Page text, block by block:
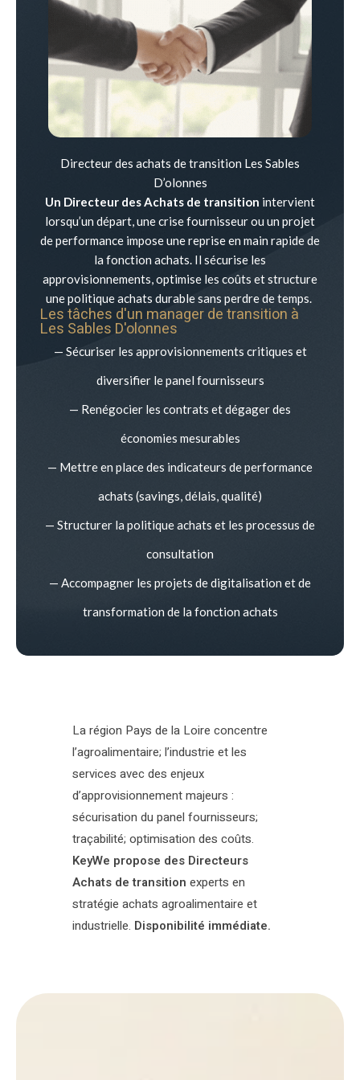
Directeur des achats de transition Les Sables
D’olonnes
Un Directeur des Achats de transition intervient
lorsqu’un départ, une crise fournisseur ou un projet
de performance impose une reprise en main rapide de
la fonction achats. Il sécurise les
approvisionnements, optimise les coûts et structure
une politique achats durable sans perdre de temps.
Les tâches d'un manager de transition à
Les Sables D'olonnes
— Sécuriser les approvisionnements critiques et
diversifier le panel fournisseurs
— Renégocier les contrats et dégager des
économies mesurables
— Mettre en place des indicateurs de performance
achats (savings, délais, qualité)
— Structurer la politique achats et les processus de
consultation
— Accompagner les projets de digitalisation et de
transformation de la fonction achats
La région Pays de la Loire concentre
l’agroalimentaire; l’industrie et les
services avec des enjeux
d’approvisionnement majeurs :
sécurisation du panel fournisseurs;
traçabilité; optimisation des coûts.
KeyWe propose des Directeurs
Achats de transition experts en
stratégie achats agroalimentaire et
industrielle. Disponibilité immédiate.